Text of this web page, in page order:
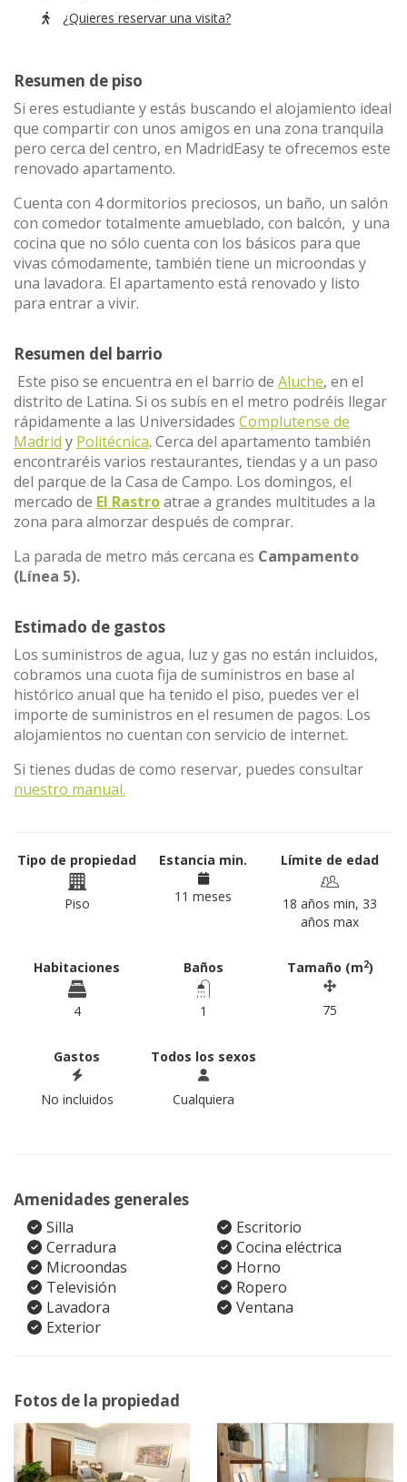
¿Quieres reservar una visita?
Resumen de piso
Si eres estudiante y estás buscando el alojamiento ideal
que compartir con unos amigos en una zona tranquila
pero cerca del centro, en MadridEasy te ofrecemos este
renovado apartamento.
Cuenta con 4 dormitorios preciosos, un baño, un salón
con comedor totalmente amueblado, con balcón, y una
cocina que no sólo cuenta con los básicos para que
vivas cómodamente, también tiene un microondas y
una lavadora. El apartamento está renovado y listo
para entrar a vivir.
Resumen del barrio
Este piso se encuentra en el barrio de Aluche, en el
distrito de Latina. Si os subís en el metro podréis llegar
rápidamente a las Universidades Complutense de
Madrid y Politécnica. Cerca del apartamento también
encontraréis varios restaurantes, tiendas y a un paso
del parque de la Casa de Campo. Los domingos, el
mercado de El Rastroatrae a grandes multitudes a la
zona para almorzar después de comprar.
La parada de metro más cercana es Campamento
(Línea 5).
Estimado de gastos
Los suministros de agua, luz y gas no están incluidos,
cobramos una cuota fija de suministros en base al
histórico anual que ha tenido el piso, puedes ver el
importe de suministros en el resumen de pagos. Los
alojamientos no cuentan con servicio de internet.
Si tienes dudas de como reservar, puedes consultar
nuestro manual.
Tipo de propiedad
Piso
Estancia min.
11 meses
Límite de edad
18 años min, 33
años max
Habitaciones
4
Baños
1
Tamaño (m2)
75
Gastos
No incluidos
Todos los sexos
Cualquiera
Amenidades generales
Silla
Escritorio
Cerradura
Cocina eléctrica
Microondas
Horno
Televisión
Ropero
Lavadora
Ventana
Exterior
Fotos de la propiedad